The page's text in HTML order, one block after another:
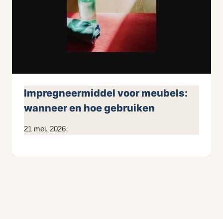
Impregneermiddel voor meubels:
wanneer en hoe gebruiken
Door
21 mei, 2026